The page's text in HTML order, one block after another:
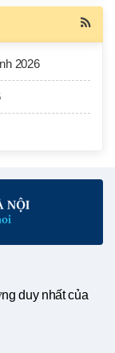
2026
duy nhất của